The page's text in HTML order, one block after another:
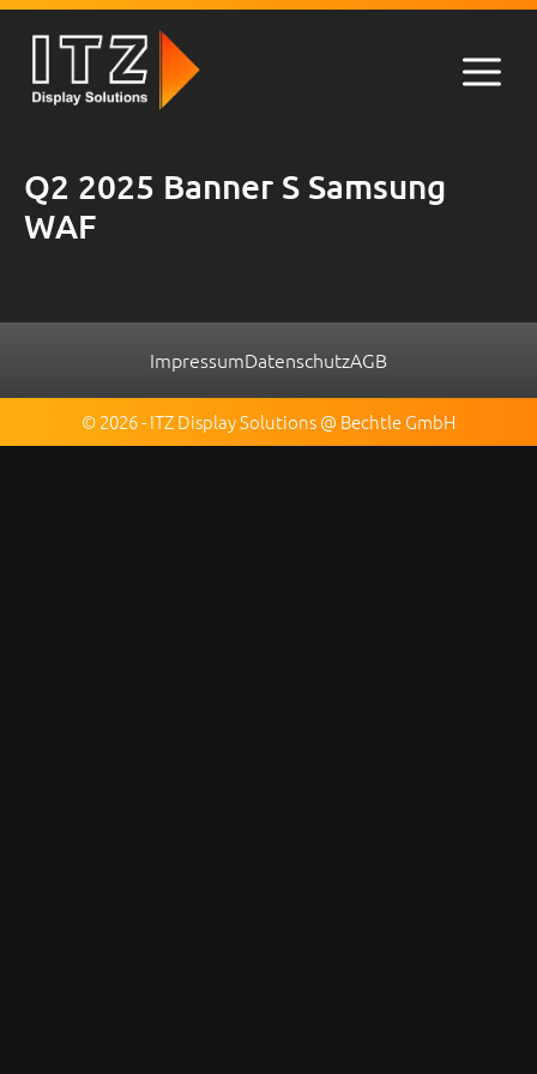
Zum
Inhalt
Q2 2025 Banner S Samsung
WAF
ImpressumDatenschutzAGB
© 2026 - ITZ Display Solutions @ Bechtle GmbH